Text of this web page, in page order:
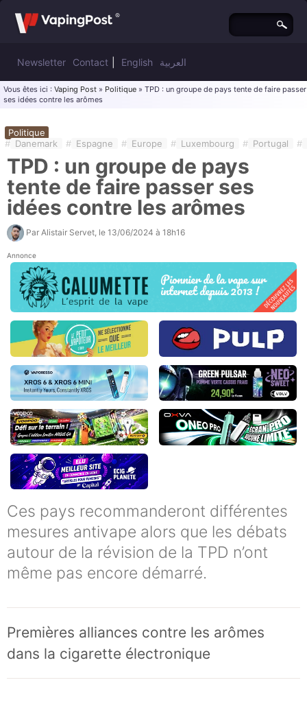
Newsletter Contact English العربية
Vous êtes ici : Vaping Post » Politique » TPD : un groupe de pays tente de faire passer
ses idées contre les arômes
Politique
# Danemark # Espagne # Europe # Luxembourg # Portugal #
TPD : un groupe de pays
tente de faire passer ses
idées contre les arômes
Par Alistair Servet , le 13/06/2024 à 18h16
Annonce
Ces pays recommanderont différentes
mesures antivape alors que les débats
autour de la révision de la TPD n’ont
même pas encore démarré.
Premières alliances contre les arômes
dans la cigarette électronique